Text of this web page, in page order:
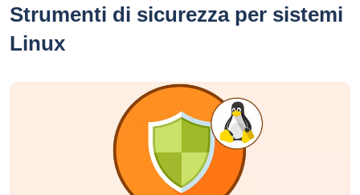
Strumenti di sicurezza per sistemi
Linux